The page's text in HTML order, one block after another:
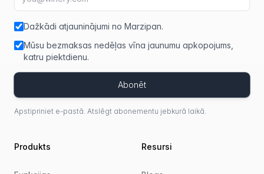
Dažkādi atjauninājumi no Marzipan.
Mūsu bezmaksas nedēļas vīna jaunumu apkopojums,
katru piektdienu.
Abonēt
Apstipriniet e-pastā. Atslēgt abonementu jebkurā laikā.
Produkts Resursi